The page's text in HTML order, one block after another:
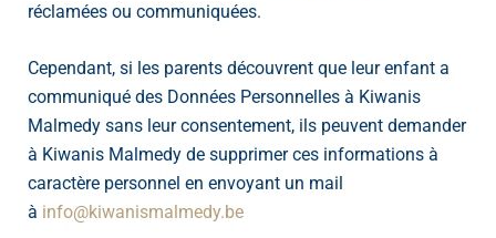
réclamées ou communiquées.
Cependant, si les parents découvrent que leur enfant a
communiqué des Données Personnelles à Kiwanis
Malmedy sans leur consentement, ils peuvent demander
à Kiwanis Malmedy de supprimer ces informations à
caractère personnel en envoyant un mail
à info@kiwanismalmedy.be